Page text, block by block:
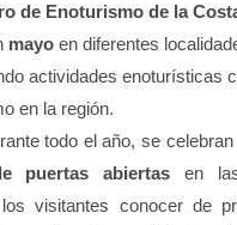
de Enoturismo de la
mayo en diferentes
actividades enoturísticas
en la región.
todo el año, se celebran
puertas abiertas en
visitantes conocer de